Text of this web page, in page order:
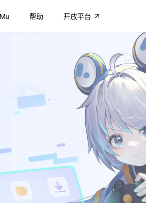
帮助 开放平台